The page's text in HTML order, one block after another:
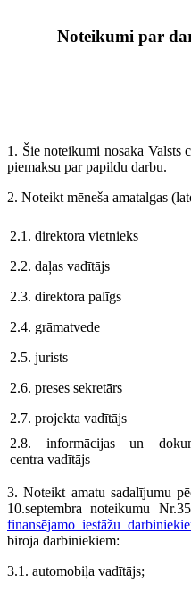
Noteikumi par
1. Šie noteikumi nosaka Valsts
piemaksu par papildu darbu.
2. Noteikt mēneša amatalgas
2.1. direktora vietnieks
2.2. daļas vadītājs
2.3. direktora palīgs
2.4. grāmatvede
2.5. jurists
2.6. preses sekretārs
2.7. projekta vadītājs
2.8. informācijas un
centra vadītājs
3. Noteikt amatu sadalījumu
10.septembra noteikumu
finansējamo iestāžu
biroja darbiniekiem:
3.1. automobiļa vadītājs;